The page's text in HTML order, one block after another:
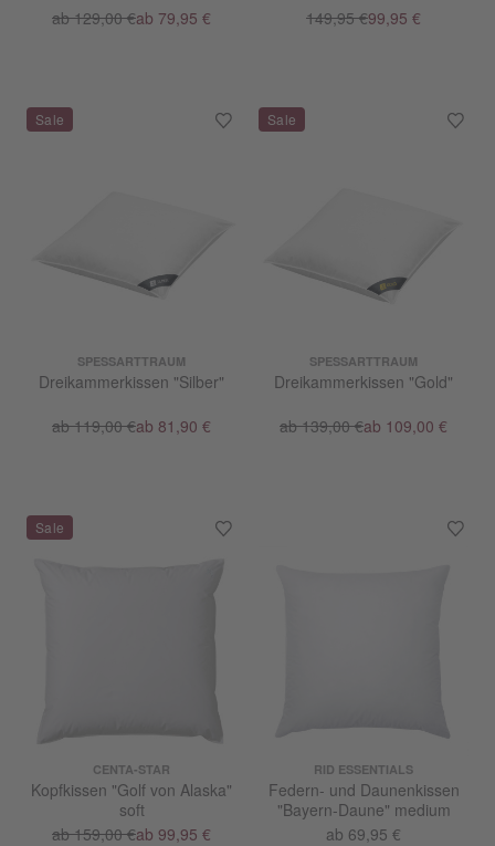
ab 129,00 €ab 79,95 €
149,95 €99,95 €
SPESSARTTRAUM
Dreikammerkissen "Silber"
ab 119,00 €ab 81,90 €
SPESSARTTRAUM
Dreikammerkissen "Gold"
ab 139,00 €ab 109,00 €
CENTA-STAR
Kopfkissen "Golf von Alaska"
soft
ab 159,00 €ab 99,95 €
RID ESSENTIALS
Federn- und Daunenkissen
"Bayern-Daune" medium
ab 69,95 €